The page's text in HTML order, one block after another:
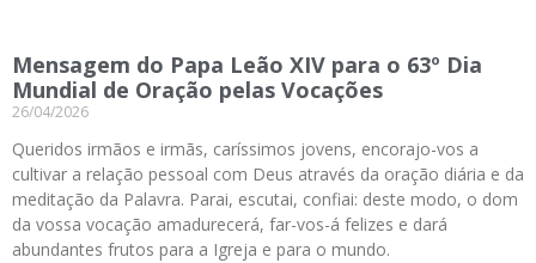
Mensagem do Papa Leão XIV para o 63º Dia
Mundial de Oração pelas Vocações
26/04/2026
Queridos irmãos e irmãs, caríssimos jovens, encorajo-vos a
cultivar a relação pessoal com Deus através da oração diária e da
meditação da Palavra. Parai, escutai, confiai: deste modo, o dom
da vossa vocação amadurecerá, far-vos-á felizes e dará
abundantes frutos para a Igreja e para o mundo.